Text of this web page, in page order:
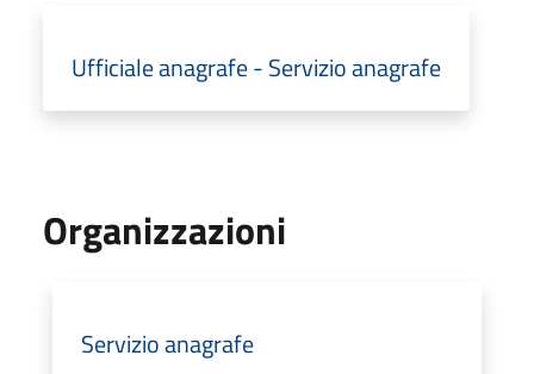
Ufficiale anagrafe - Servizio anagrafe
Organizzazioni
Servizio anagrafe